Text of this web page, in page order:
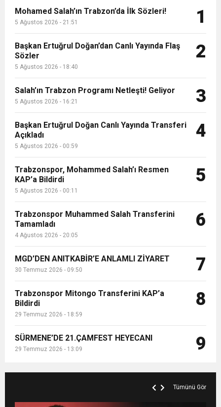
12:20 Faruk Koc Aslında Davacı Neden Gözaltında ;
21:51 Mohamed Salah’ın Trabzon’da İlk Sözleri!
başında geliyor....
Mohamed Salah’ın Trabzon’da İlk Sözleri!
5 Ağustos 2026 - 21:51 1
Başkan Ertuğrul Doğan’dan Canlı Yayında Flaş
Sözler
5 Ağustos 2026 - 18:40
2
Salah’ın Trabzon Programı Netleşti! Geliyor
5 Ağustos 2026 - 16:21 3
Başkan Ertuğrul Doğan Canlı Yayında Transferi
Açıkladı
5 Ağustos 2026 - 00:59
4
Trabzonspor, Mohammed Salah’ı Resmen
KAP’a Bildirdi
5 Ağustos 2026 - 00:11
5
Trabzonspor Muhammed Salah Transferini
Tamamladı
4 Ağustos 2026 - 20:05
6
MGD’DEN ANITKABİR’E ANLAMLI ZİYARET
30 Temmuz 2026 - 09:50 7
Trabzonspor Mitongo Transferini KAP’a
Bildirdi
29 Temmuz 2026 - 18:59
8
SÜRMENE’DE 21.ÇAMFEST HEYECANI
29 Temmuz 2026 - 13:09 9
Tümünü Gör